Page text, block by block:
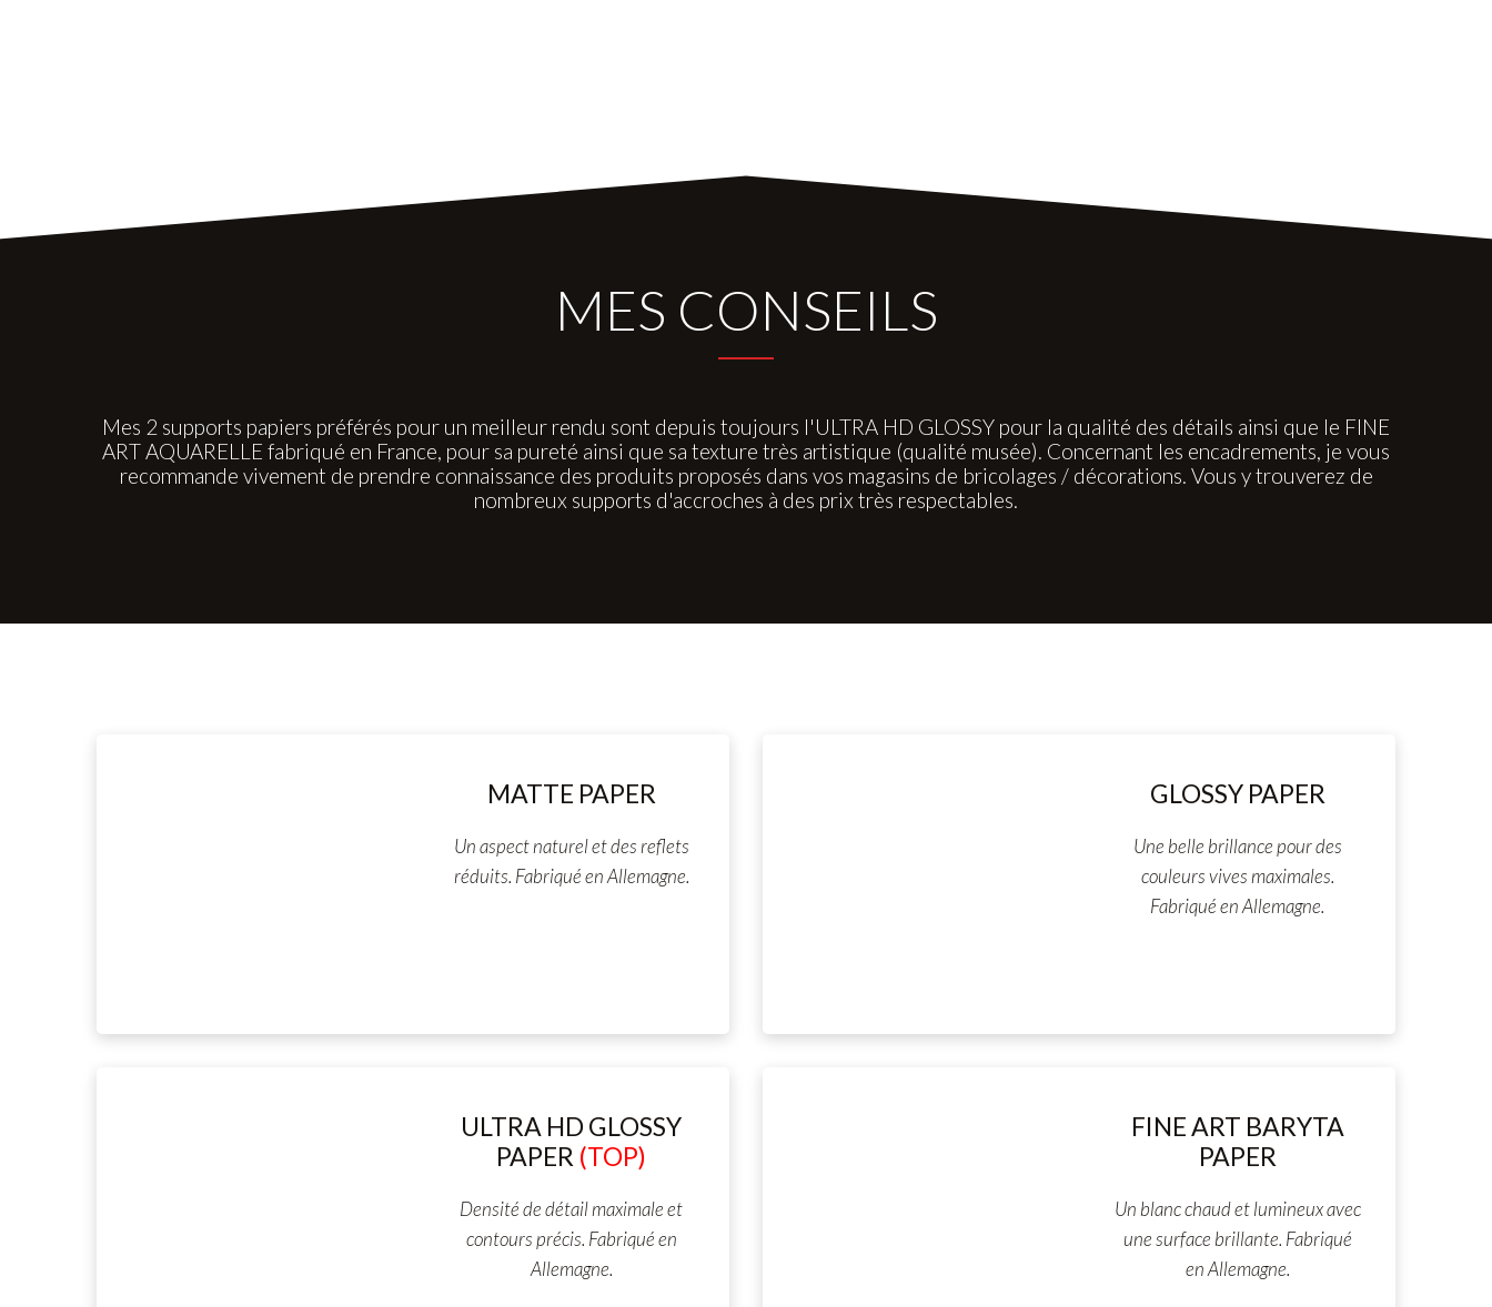
MES CONSEILS
Mes 2 supports papiers préférés pour un meilleur rendu sont depuis toujours l'ULTRA HD GLOSSY pour la qualité des détails ainsi que le FINE
ART AQUARELLE fabriqué en France, pour sa pureté ainsi que sa texture très artistique (qualité musée). Concernant les encadrements, je vous
recommande vivement de prendre connaissance des produits proposés dans vos magasins de bricolages / décorations. Vous y trouverez de
nombreux supports d'accroches à des prix très respectables.
MATTE PAPER
Un aspect naturel et des reflets
réduits. Fabriqué en Allemagne.
GLOSSY PAPER
Une belle brillance pour des
couleurs vives maximales.
Fabriqué en Allemagne.
ULTRA HD GLOSSY
PAPER (TOP)
Densité de détail maximale et
contours précis. Fabriqué en
Allemagne.
FINE ART BARYTA
PAPER
Un blanc chaud et lumineux avec
une surface brillante. Fabriqué
en Allemagne.